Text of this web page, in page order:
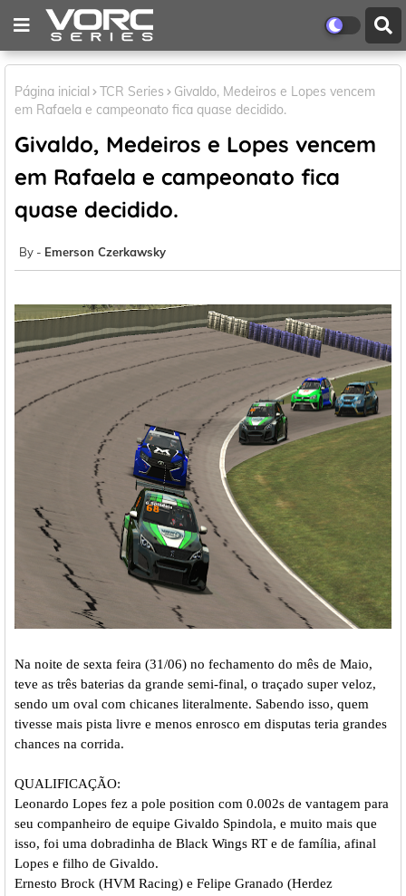
Página inicial TCR Series
Givaldo, Medeiros e Lopes vencem
em Rafaela e campeonato fica quase decidido.
Givaldo, Medeiros e Lopes vencem
em Rafaela e campeonato fica
quase decidido.
Emerson Czerkawsky
Na noite de sexta feira (31/06) no fechamento do mês de Maio,
teve as três baterias da grande semi-final, o traçado super veloz,
sendo um oval com chicanes literalmente. Sabendo isso, quem
tivesse mais pista livre e menos enrosco em disputas teria grandes
chances na corrida.
QUALIFICAÇÃO:
Leonardo Lopes fez a pole position com 0.002s de vantagem para
seu companheiro de equipe Givaldo Spindola, e muito mais que
isso, foi uma dobradinha de Black Wings RT e de família, afinal
Lopes e filho de Givaldo.
Ernesto Brock (HVM Racing) e Felipe Granado (Herdez